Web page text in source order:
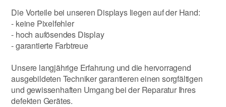
Die Vorteile bei unseren Displays liegen auf der Hand:
- keine Pixelfehler
- hoch aufösendes Display
- garantierte Farbtreue
Unsere langjährige Erfahrung und die hervorragend
ausgebildeten Techniker garantieren einen sorgfältigen
und gewissenhaften Umgang bei der Reparatur Ihres
defekten Gerätes.